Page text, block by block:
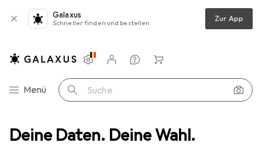
Deine Daten. Deine Wahl.
Galaxus
Schneller finden und bestellen Zur App
Navigation nach Kategorien
Menü Suche
Einstellungen
Kundenkonto
Vergleichslisten
Merklisten
Warenkorb